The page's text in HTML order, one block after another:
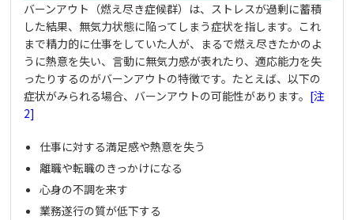
バーンアウト（燃え尽き症候群）は、ストレスが過剰に蓄積
した結果、無気力状態に陥ってしまう症状を指します。これ
まで精力的に仕事をしていた人が、まるで燃え尽きたかのよ
うに熱意を失い、言動に無気力感が表れたり、適応能力を失
ったりするのがバーンアウトの特徴です。たとえば、以下の
症状がみられる場合、バーンアウトの可能性があります。 [注
2]
仕事に対する満足感や熱意を失う
離職や転職のきっかけになる
心身の不調を来す
業務遂行の質が低下する